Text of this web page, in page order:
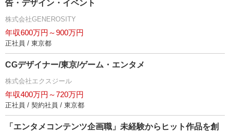
告・デザイン・イベント
株式会社GENEROSITY
年収600万円～900万円
正社員 / 東京都
CGデザイナー/東京/ゲーム・エンタメ
株式会社エクスジール
年収400万円～720万円
正社員 / 契約社員 / 東京都
「エンタメコンテンツ企画職」未経験からヒット作品を創